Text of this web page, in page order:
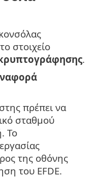
στοιχείο
.
πρέπει να
σταθμού
Το
της οθόνης
του EFDE.